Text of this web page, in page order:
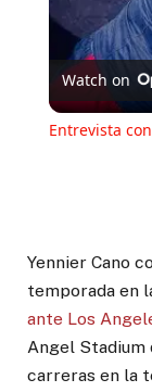
Watch on
Entrevista
Yennier Cano
temporada en
ante Los
Angel Stadium
carreras en la